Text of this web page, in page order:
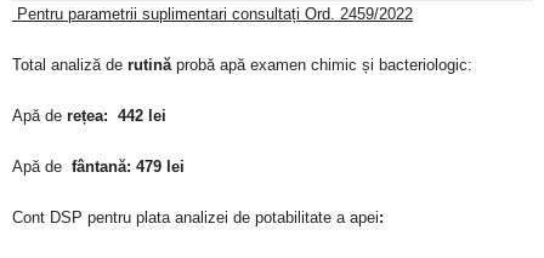
Pentru parametrii suplimentari consultați Ord. 2459/2022
Total analiză de rutinăprobă apă examen chimic și bacteriologic:
Apă de rețea: 442 lei
Apă de fântană: 479 lei
Cont DSP pentru plata analizei de potabilitate a apei: